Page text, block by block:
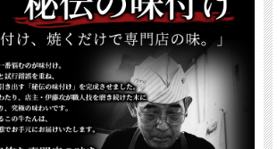
！（商品準備後から）
は別途宅配便送料(+700円)が発生致します。
（カタログギフトの種類によって一部異なります）
しゃぶ